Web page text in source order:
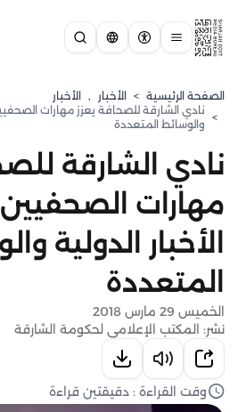
الصفحة الرئيسية > الأخبار , الأخبار
>
نادي الشارقة للصحافة يعزز مهارات
والوسائط المتعددة
نادي الشارقة
مهارات
الأخبار الدولية
المتعددة
الخميس 29 مارس 2018
نشر: المكتب الإعلامي لحكومة الشارقة
وقت القراءة : دقيقتين قراءة